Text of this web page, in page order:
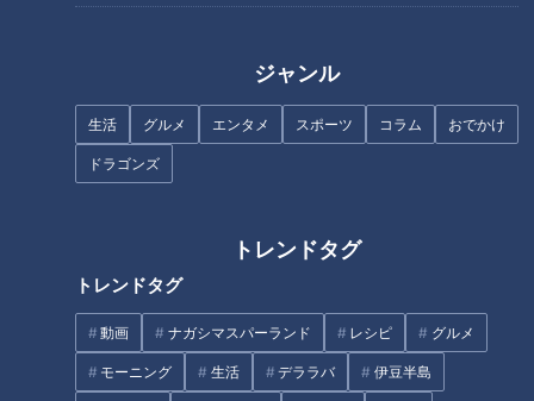
ジャンル
生活 グルメ エンタメ スポーツ コラム おでかけ
ドラゴンズ
トレンドタグ
トレンドタグ
動画 ナガシマスパーランド レシピ グルメ
モーニング 生活 デララバ 伊豆半島
https://www.youtube.com/playlist?
list=PLOn6VYLd8F5fBGV51lso1ywzO1vVcRxQX
https://www.youtube.com/playlist?
https://www.youtube.com/playlist?list=PLOn6VYLd8F5e-
ovaFzMeZUm1vZUS4F3OO
------------------------------------------------------------
-----------